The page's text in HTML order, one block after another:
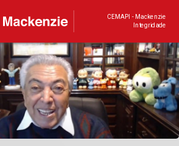
CEMAPI - Mackenzie
Integridade